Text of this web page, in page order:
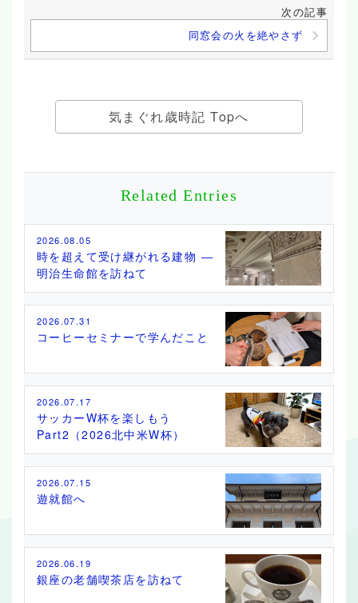
次の記事
同窓会の火を絶やさず
気まぐれ歳時記 Topへ
Related Entries
2026.08.05
時を超えて受け継がれる建物 ―
明治生命館を訪ねて
2026.07.31
コーヒーセミナーで学んだこと
2026.07.17
サッカーW杯を楽しもう
Part2（2026北中米W杯）
2026.07.15
遊就館へ
2026.06.19
銀座の老舗喫茶店を訪ねて